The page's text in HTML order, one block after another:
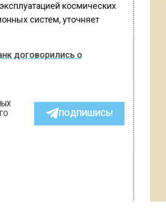
космических
систем, уточняет
договорились о
ПОДПИШИСЬ!